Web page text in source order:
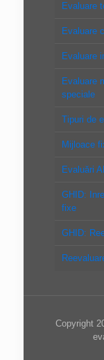
Evaluare
Evaluare
Evaluare
Evaluare
speciale
Tipuri de
Mijloace
Evaluări
GHID:
fixe
GHID:
Copyright